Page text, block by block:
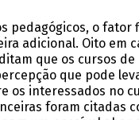
pedagógicos, o fator
adicional. Oito em
que os cursos de
que pode
os interessados no
foram citadas